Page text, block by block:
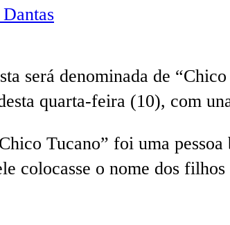
será denominada de
quarta-feira (10), com
Tucano” foi uma
colocasse o nome dos